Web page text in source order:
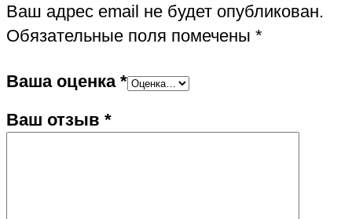
Ваш адрес email не будет опубликован.
Обязательные поля помечены *
Ваша оценка *
Ваш отзыв *